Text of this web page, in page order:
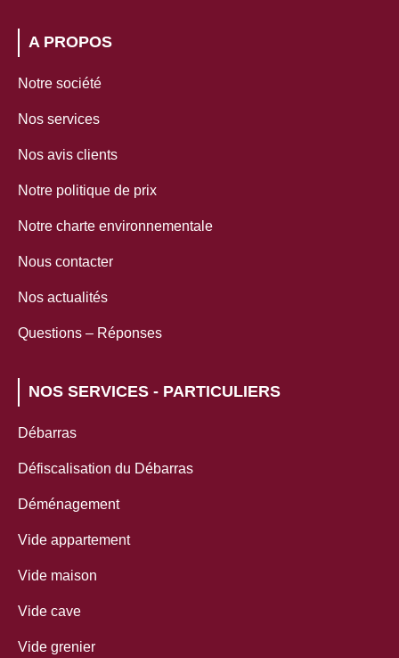
A PROPOS
Notre société
Nos services
Nos avis clients
Notre politique de prix
Notre charte environnementale
Nous contacter
Nos actualités
Questions – Réponses
NOS SERVICES - PARTICULIERS
Débarras
Défiscalisation du Débarras
Déménagement
Vide appartement
Vide maison
Vide cave
Vide grenier